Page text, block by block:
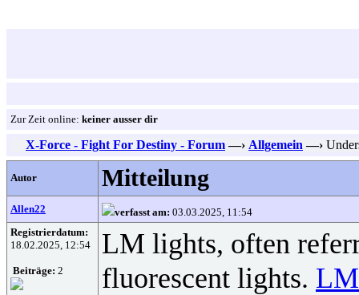
Zur Zeit online: keiner ausser dir
X-Force - Fight For Destiny - Forum —› Allgemein —›
Autor Mitteilung
Allen22 verfasst am: 03.03.2025, 11:54
Registrierdatum:
18.02.2025, 12:54
Beiträge: 2
LM lights, often
fluorescent lights.